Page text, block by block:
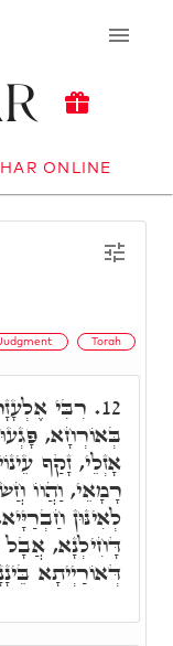
ONLINE
Torah
12. רִבִּי
בְּאוֹרְחָא,
אָזְלֵי, זָקַף
רָמָאֵי, וַהֲווֹ
לְאִינּוּן
דָּחִילְנָא, אֲבָל
דְּאוֹרַיְיתָא